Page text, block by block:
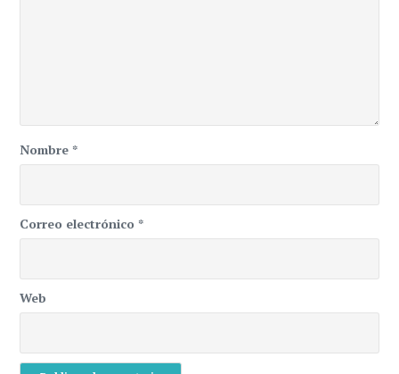
Nombre *
Correo electrónico *
Web